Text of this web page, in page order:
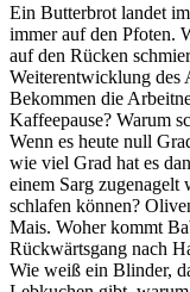
Ein Butterbrot landet
immer auf den Pfoten.
auf den Rücken
Weiterentwicklung des
Bekommen die
Kaffeepause? Warum
Wenn es heute null
wie viel Grad hat es
einem Sarg zugenagelt
schlafen können?
Mais. Woher kommt
Rückwärtsgang nach
Wie weiß ein Blinder,